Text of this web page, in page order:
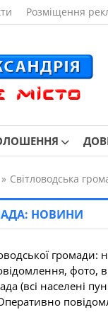
Розміщення
» Світловодська
НОВИНИ
фото,
(всі населені
Оперативно